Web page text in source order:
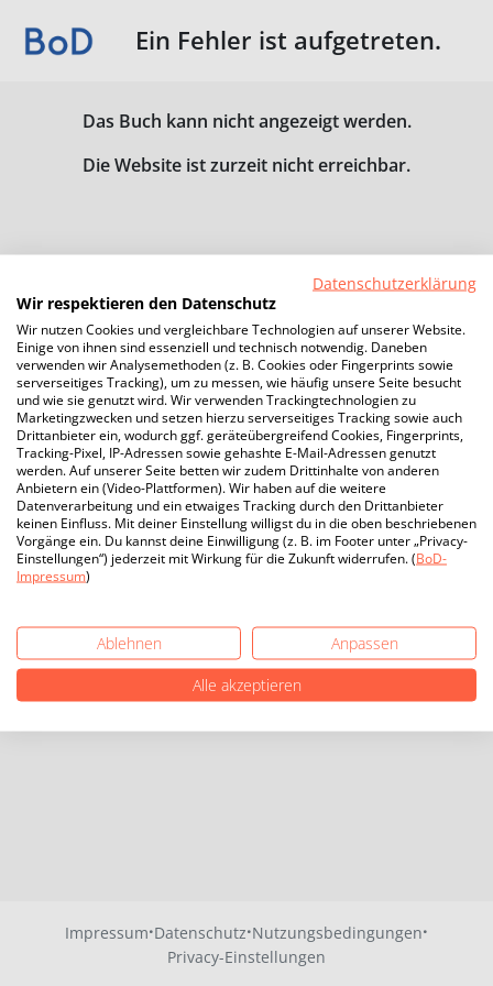
Ein Fehler ist aufgetreten.
Das Buch kann nicht angezeigt werden.
Die Website ist zurzeit nicht erreichbar.
Impressum·Datenschutz·Nutzungsbedingungen·
Privacy-Einstellungen
Datenschutzerklärung
Wir respektieren den Datenschutz
Wir nutzen Cookies und vergleichbare Technologien auf unserer Website.
Einige von ihnen sind essenziell und technisch notwendig. Daneben
verwenden wir Analysemethoden (z. B. Cookies oder Fingerprints sowie
serverseitiges Tracking), um zu messen, wie häufig unsere Seite besucht
und wie sie genutzt wird. Wir verwenden Trackingtechnologien zu
Marketingzwecken und setzen hierzu serverseitiges Tracking sowie auch
Drittanbieter ein, wodurch ggf. geräteübergreifend Cookies, Fingerprints,
Tracking-Pixel, IP-Adressen sowie gehashte E-Mail-Adressen genutzt
werden. Auf unserer Seite betten wir zudem Drittinhalte von anderen
Anbietern ein (Video-Plattformen). Wir haben auf die weitere
Datenverarbeitung und ein etwaiges Tracking durch den Drittanbieter
keinen Einfluss. Mit deiner Einstellung willigst du in die oben beschriebenen
Vorgänge ein. Du kannst deine Einwilligung (z. B. im Footer unter „Privacy-
Einstellungen“) jederzeit mit Wirkung für die Zukunft widerrufen. (BoD-
Impressum)
Ablehnen
Anpassen
Alle akzeptieren